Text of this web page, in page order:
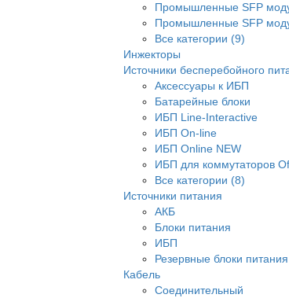
Промышленные SFP
Промышленные SFP
Все категории (9)
Инжекторы
Источники бесперебойного
Аксессуары к ИБП
Батарейные блоки
ИБП Line-Interactive
ИБП On-line
ИБП Online NEW
ИБП для коммутаторов
Все категории (8)
Источники питания
АКБ
Блоки питания
ИБП
Резервные блоки питания
Кабель
Соединительный